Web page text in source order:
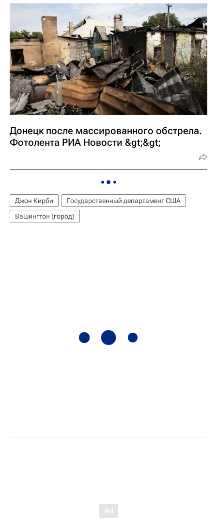
Донецк после массированного обстрела.
Фотолента РИА Новости &gt;&gt;
Джон Кирби
Государственный департамент США
Вашингтон (город)